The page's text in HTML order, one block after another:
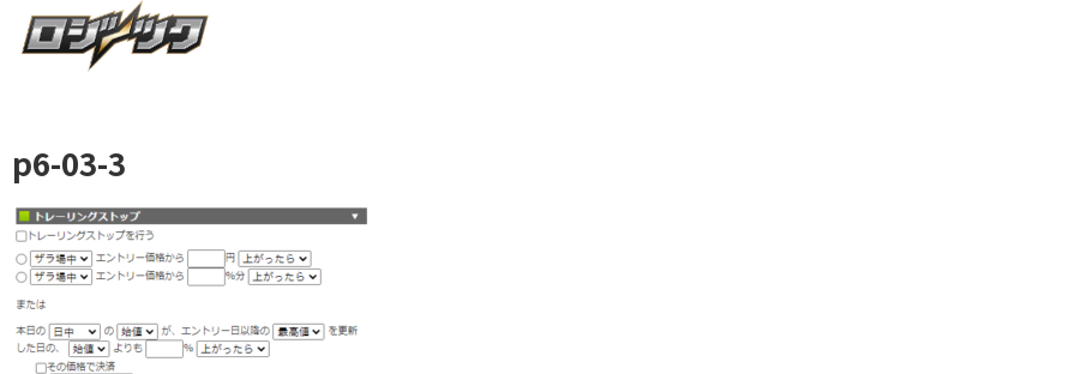
p6-03-3